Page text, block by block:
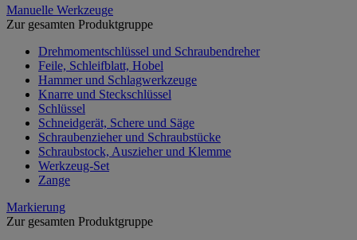
Manuelle Werkzeuge
Zur gesamten Produktgruppe
Drehmomentschlüssel und Schraubendreher
Feile, Schleifblatt, Hobel
Hammer und Schlagwerkzeuge
Knarre und Steckschlüssel
Schlüssel
Schneidgerät, Schere und Säge
Schraubenzieher und Schraubstücke
Schraubstock, Auszieher und Klemme
Werkzeug-Set
Zange
Markierung
Zur gesamten Produktgruppe